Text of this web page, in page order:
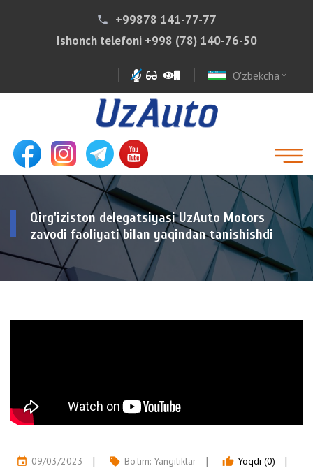
phone
+99878 141-77-77
Ishonch telefoni +998 (78) 140-76-50
O'zbekcha expand_more
Qirg'iziston delegatsiyasi UzAuto Motors
zavodi faoliyati bilan yaqindan tanishishdi
event 09/03/2023 local_offer Bo'lim: Yangiliklar thumb_up Yoqdi (0)